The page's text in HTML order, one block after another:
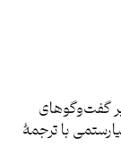
گفت‌وگوهای
با ترجمۀ